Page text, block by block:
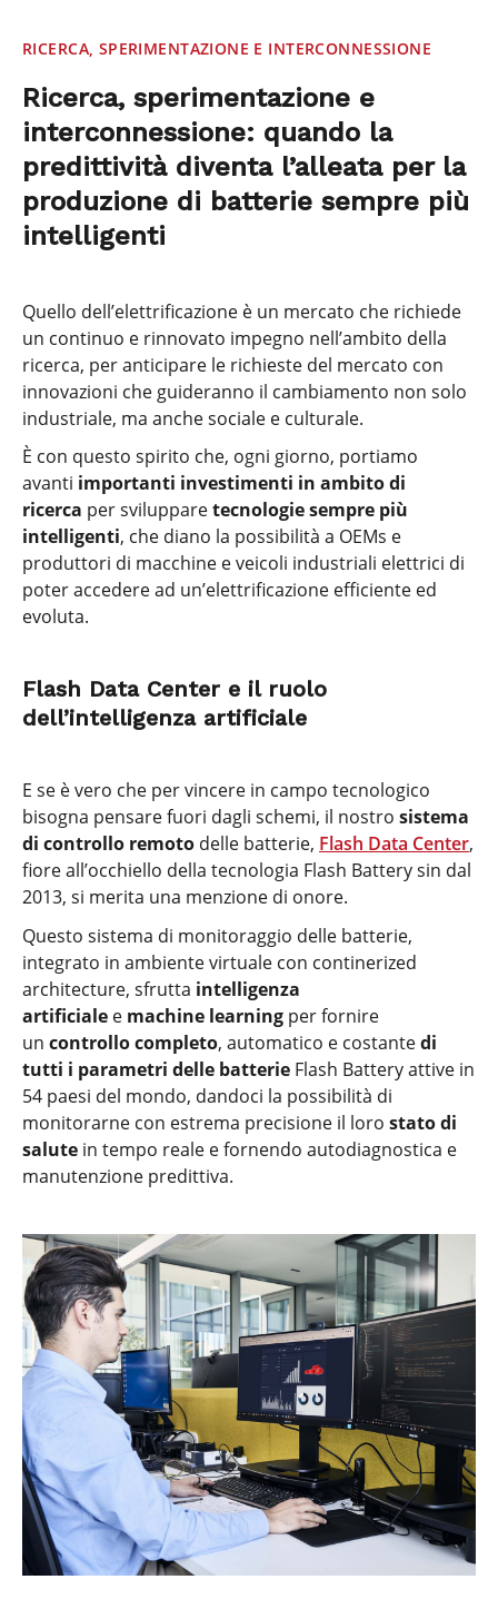
RICERCA, SPERIMENTAZIONE E INTERCONNESSIONE
Ricerca, sperimentazione e
interconnessione: quando la
predittività diventa l’alleata per la
produzione di batterie sempre più
intelligenti
Quello dell’elettrificazione è un mercato che richiede
un continuo e rinnovato impegno nell’ambito della
ricerca, per anticipare le richieste del mercato con
innovazioni che guideranno il cambiamento non solo
industriale, ma anche sociale e culturale.
È con questo spirito che, ogni giorno, portiamo
avanti importanti investimenti in ambito di
ricerca per svilupparetecnologie sempre più
intelligenti, che diano la possibilità a OEMs e
produttori di macchine e veicoli industriali elettrici di
poter accedere ad un’elettrificazione efficiente ed
evoluta.
Flash Data Center e il ruolo
dell’intelligenza artificiale
E se è vero che per vincere in campo tecnologico
bisogna pensare fuori dagli schemi, il nostro sistema
di controllo remoto delle batterie, Flash Data Center,
fiore all’occhiello della tecnologia Flash Battery sin dal
2013, si merita una menzione di onore.
Questo sistema di monitoraggio delle batterie,
integrato in ambiente virtuale con continerized
architecture, sfrutta intelligenza
artificiale e machine learning per fornire
un controllo completo, automatico e costantedi
tutti i parametri delle batterie Flash Battery attive in
54 paesi del mondo, dandoci la possibilità di
monitorarne con estrema precisione il loro stato di
salute in tempo reale e fornendo autodiagnostica e
manutenzione predittiva.